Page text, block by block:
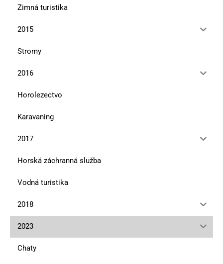
Zimná turistika
2015
Stromy
2016
Horolezectvo
Karavaning
2017
Horská záchranná služba
Vodná turistika
2018
2023
Chaty